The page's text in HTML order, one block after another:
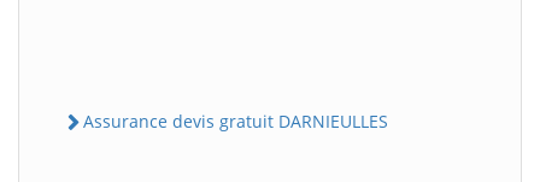
Assurance devis gratuit DARNIEULLES